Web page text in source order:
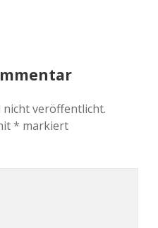
nicht veröffentlicht.
* markiert